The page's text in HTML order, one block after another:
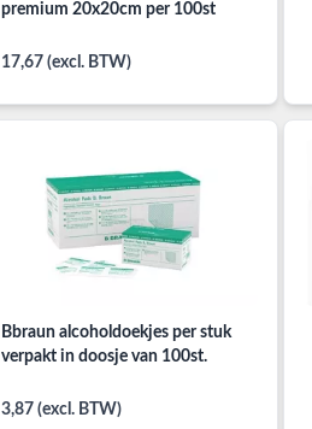
premium 20x20cm per 100st
17,67 (excl. BTW)
Bbraun alcoholdoekjes per stuk
verpakt in doosje van 100st.
3,87 (excl. BTW)